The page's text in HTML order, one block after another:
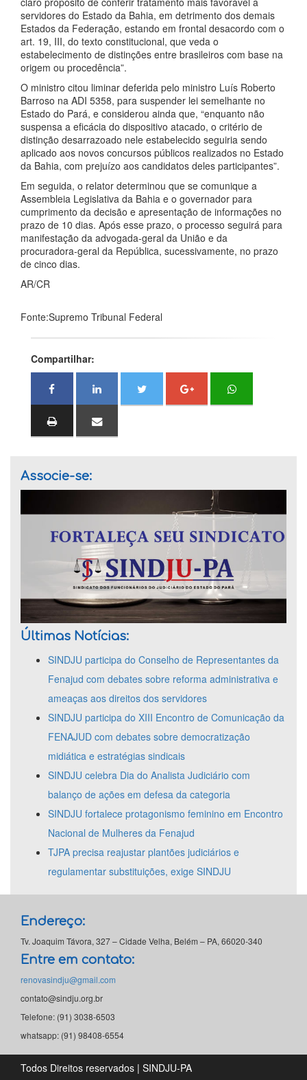
servidores do Estado da Bahia, em detrimento dos demais
Estados da Federação, estando em frontal desacordo com o
art. 19, III, do texto constitucional, que veda o
estabelecimento de distinções entre brasileiros com base na
origem ou procedência”.
O ministro citou liminar deferida pelo ministro Luís Roberto
Barroso na ADI 5358, para suspender lei semelhante no
Estado do Pará, e considerou ainda que, “enquanto não
suspensa a eficácia do dispositivo atacado, o critério de
distinção desarrazoado nele estabelecido seguiria sendo
aplicado aos novos concursos públicos realizados no Estado
da Bahia, com prejuízo aos candidatos deles participantes”.
Em seguida, o relator determinou que se comunique a
Assembleia Legislativa da Bahia e o governador para
cumprimento da decisão e apresentação de informações no
prazo de 10 dias. Após esse prazo, o processo seguirá para
manifestação da advogada-geral da União e da
procuradora-geral da República, sucessivamente, no prazo
de cinco dias.
AR/CR
Fonte:Supremo Tribunal Federal
Compartilhar:
Associe-se:
Últimas Notícias:
SINDJU participa do Conselho de Representantes da
Fenajud com debates sobre reforma administrativa e
ameaças aos direitos dos servidores
SINDJU participa do XIII Encontro de Comunicação da
FENAJUD com debates sobre democratização
midiática e estratégias sindicais
SINDJU celebra Dia do Analista Judiciário com
balanço de ações em defesa da categoria
SINDJU fortalece protagonismo feminino em Encontro
Nacional de Mulheres da Fenajud
TJPA precisa reajustar plantões judiciários e
regulamentar substituições, exige SINDJU
Endereço:
Tv. Joaquim Távora, 327 – Cidade Velha, Belém – PA, 66020-340
Entre em contato:
renovasindju@gmail.com
contato@sindju.org.br
Telefone: (91) 3038-6503
whatsapp: (91) 98408-6554
Todos Direitos reservados | SINDJU-PA